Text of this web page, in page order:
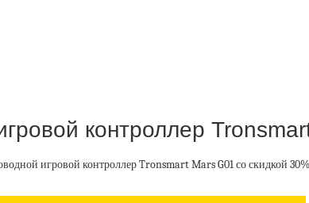
контроллер
игровой контроллер Tronsmart Mars G01 со скидкой